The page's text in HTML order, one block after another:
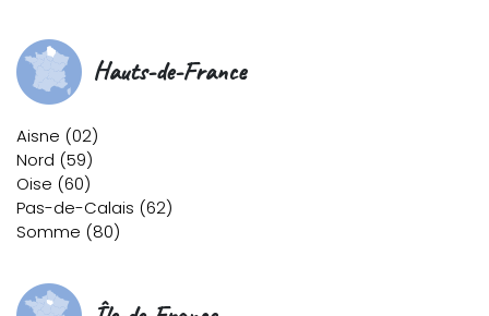
Hauts-de-France
Aisne (02)
Nord (59)
Oise (60)
Pas-de-Calais (62)
Somme (80)